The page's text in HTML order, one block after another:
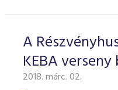
A
KEBA
2018. márc. 02.